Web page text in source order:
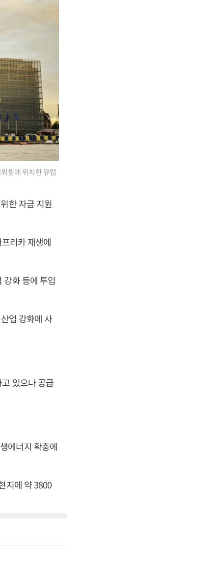
셀에 위치한 유럽
한 자금 지원
리카 재생에
강화 등에 투입
업 강화에 사
있으나 공급
에너지 확충에
지에 약 3800